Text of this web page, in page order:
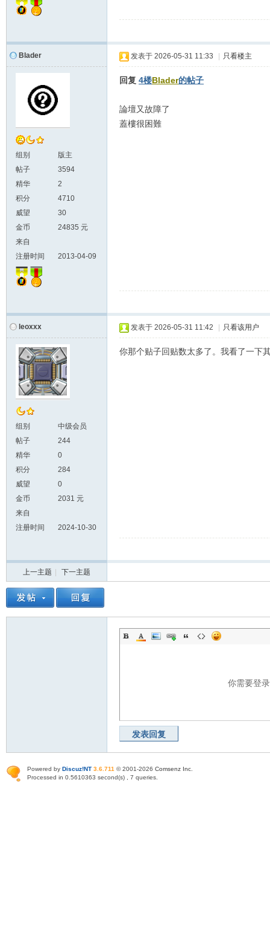
Blader
组别
版主
帖子
3594
精华
2
积分
4710
威望
30
金币
24835 元
来自
注册时间
2013-04-09
发表于 2026-05-31 11:33 只看楼主
回复 4楼Blader的帖子
論壇又故障了
蓋樓很困難
leoxxx
组别
中级会员
帖子
244
精华
0
积分
284
威望
0
金币
2031 元
来自
注册时间
2024-10-30
发表于 2026-05-31 11:42 只看该用户
你那个贴子回贴数太多了。我看了一下
上一主题 下一主题
你需要登
发表回复
Powered by Discuz!NT 3.6.711 © 2001-2026 Comsenz Inc
Processed in 0.5610363 second(s) , 7 queries.